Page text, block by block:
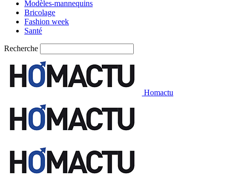
Modèles-mannequins
Bricolage
Fashion week
Santé
Recherche
Homactu